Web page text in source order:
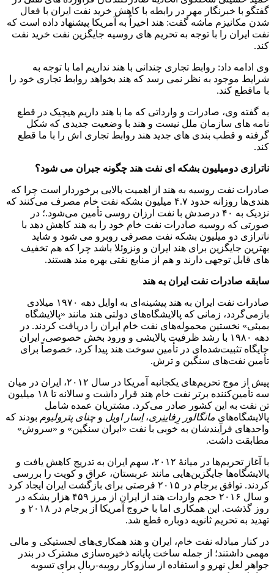
گفتگو با خبرنگار مهر در رابطه با کاهش خرید نفت ایران با فعال
شدن مکانیزم ماشه گفت: هند اخیراً به آمریکا پیشنهاد داده است که
نفت ایران را با توجه به تحریم های روسیه جایگزین نفت خرید نفت
کند.
وی ادامه داد: روابط تجاری چندانی با هند نداریم اما با توجه به
شرایط موجود به نظر نمی رسد که هند بخواهد روابط تجاری خود را
با ماقطع کند.
به گفته وی، صادرات و وارداتی که ما با هند داریم هیچیک در قطع
نامه های سازمان ملل نیست و هند با وضعیت جدیدی که شکل
گرفته و قطب بندی های جدید هند روابط تجاری اش را با ما قطع
کند.
ناترازی دومیلیون بشکه ای نفت هند چگونه جبران می شود؟
صادرات نفت روسیه به هند از اهمیت بالایی برخوردار است چرا که
هندی‌ها روزانه حدود ۴.۷ میلیون بشکه نفت خام مصرف می‌کنند که
نزدیک به ۴۰ درصدش با نفت ارزان روسی تأمین می‌شود.؛ در
صورتی که روسیه صادرات نفت خام خود را به هند کاهش دهد با
ناترازی دو میلیون بشکه نفت مصرفی روبرو می شود و شاید
بهترین جایگزین برای هند ایران و ونزوئلا باشد چرا که هم تخفیف
های قابل توجهی دارند و هم از منابع نفتی بهره مند هستند.
سابقه صادرات نفت ایران به هند
صادرات نفت ایران به هند پیشینه‌ای به اوایل دهه ۱۹۷۰ میلادی
بازمی‌گردد، زمانی که پالایشگاه‌های دولتی هند مانند «پالایشگاه
بمبئی» نخستین محموله‌های نفت خام ایران را دریافت کردند. در
دهه ۱۹۸۰ با رشد ظرفیت پالایشی و ورود بخش خصوصی، ایران
جایگاه تثبیت‌شده‌ای در تأمین سوخت هند پیدا کرد، خصوصاً برای
تأمین نفت‌های سنگین و ترش.
پیش از موج تحریم‌های یکجانبه آمریکا در سال ۲۰۱۲، ایران در میان
سه تأمین‌کننده برتر نفت خام هند قرار داشت و سالانه تا ۱۸ میلیون
تن نفت به این کشور صادر می‌کرد. مشتریان عمده شامل
پالایشگاه‌های مانگالور رِفاینِری،اِسار اویل و چنای پترولیوم بودند که
واحدهای فرآیندشان به خوبی با نفت «ایران سنگین» و «سروش»
مطابقت داشت.
با آغاز تحریم‌ها در میانهٔ ۲۰۱۲، سهم ایران به تدریج کاهش یافت و
پالایشگاه‌ها جایگزین‌هایی مانند عربستان، عراق و کویت را بررسی
کردند. توافق برجام در ۲۰۱۵ فرصتی برای بازگشت ایران ایجاد کرد
و سال ۲۰۱۶ حجم واردات هند از ایران از مرز ۴۵۹ هزار بشکه در
روز گذشت. این همکاری اما با خروج آمریکا از برجام در ۲۰۱۸ و
تهدید به تحریم ثانویه دوباره قطع شد.
در کنار مبادله نفت خام، ایران و هند همکاری‌های لجستیکی و مالی
مهمی داشتند؛ از جمله ساخت پایانه ذخیره‌سازی مشترک در بندر
جواهر لعل نهرو و استفاده از سازوکار روپیه-ریال برای تسویه